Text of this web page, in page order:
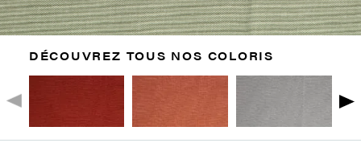
DÉCOUVREZ TOUS NOS COLORIS